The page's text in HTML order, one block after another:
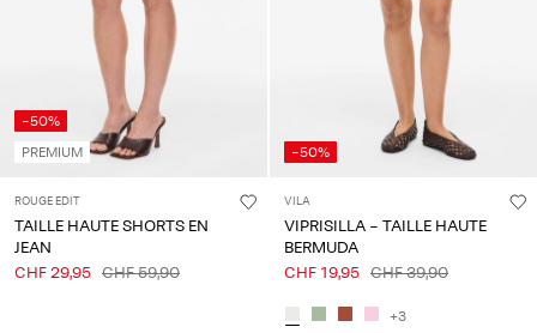
-50%
PREMIUM
ROUGE EDIT
TAILLE HAUTE SHORTS EN
JEAN
CHF 29,95 CHF 59,90
-50%
VILA
VIPRISILLA - TAILLE HAUTE
BERMUDA
CHF 19,95 CHF 39,90
+3